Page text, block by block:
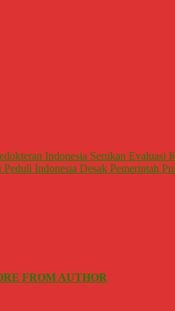
Indonesia Serukan Evaluasi
Indonesia Desak Pemerintah
FROM AUTHOR